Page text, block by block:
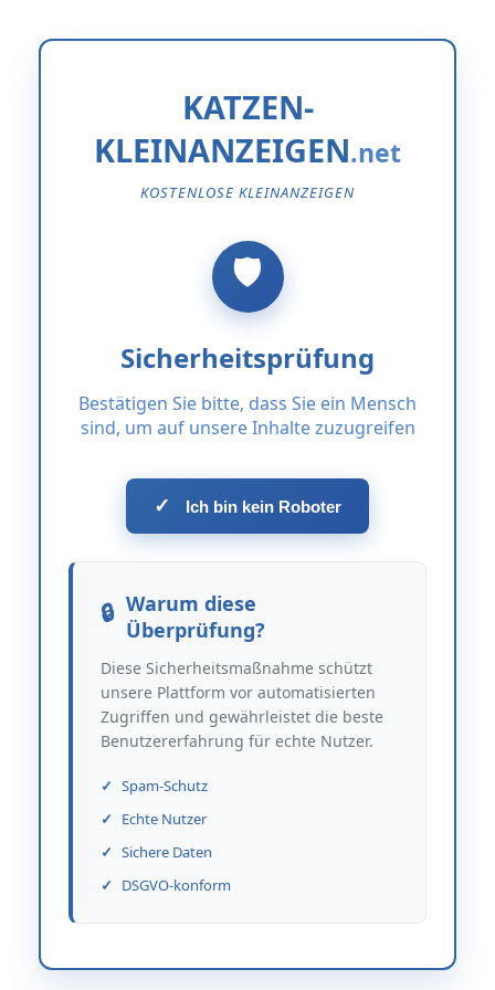
KATZEN-
KLEINANZEIGEN
KOSTENLOSE KLEINANZEIGEN
Sicherheitsprüfung
Bestätigen Sie bitte, dass Sie ein Mensch
sind, um auf unsere Inhalte zuzugreifen
✓ Ich bin kein Roboter
Warum diese
Überprüfung?
Diese Sicherheitsmaßnahme schützt
unsere Plattform vor automatisierten
Zugriffen und gewährleistet die beste
Benutzererfahrung für echte Nutzer.
Spam-Schutz
Echte Nutzer
Sichere Daten
DSGVO-konform